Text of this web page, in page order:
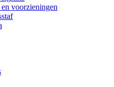
voorzieningen